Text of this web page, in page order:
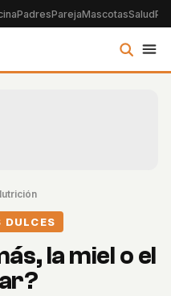
PadresParejaMascotasSalud
DULCES
la miel o el